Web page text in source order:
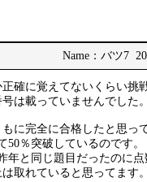
Name：バツ7
確に覚えてないくらい挑
は載っていませんでした
に完全に合格したと思っ
50％突破しているのです。
年と同じ題目だったのに
は取れていると思ってます